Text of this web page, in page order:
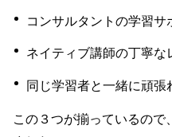
コンサルタントの学習サ
ネイティブ講師の丁寧な
同じ学習者と一緒に頑張
この３つが揃っているので